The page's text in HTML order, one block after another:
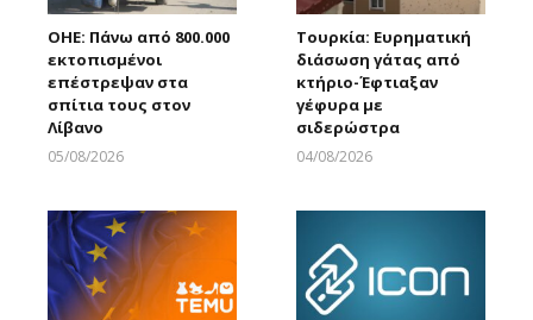
ΟΗΕ: Πάνω από 800.000
εκτοπισμένοι
επέστρεψαν στα
σπίτια τους στον
Λίβανο
05/08/2026
Τουρκία: Ευρηματική
διάσωση γάτας από
κτήριο-Έφτιαξαν
γέφυρα με
σιδερώστρα
04/08/2026